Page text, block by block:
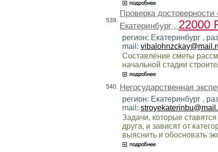
539.
Проверка
Екатеринбург , 22000
регион: Екатеринбург ,
mail:
Составление сметы
начальной стадии
540. Негосударственная
регион: Екатеринбург ,
mail:
Задачи, которые
друга, и зависят от
выяснить и обосновать